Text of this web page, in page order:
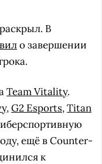
В
о завершении
Team Vitality.
,G2 Esports,Titan
ещё в Counter-
к